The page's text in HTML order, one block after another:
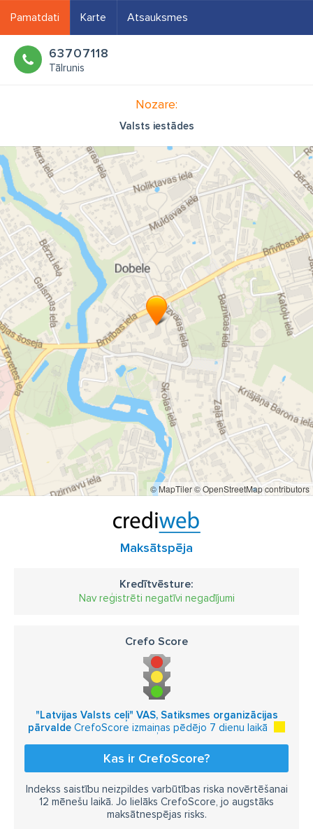
Pamatdati Karte Atsauksmes
63707118
Tālrunis
Nozare:
Valsts iestādes
© MapTiler© OpenStreetMap contributors
Maksātspēja
Kredītvēsture:
Nav reģistrēti negatīvi negadījumi
Crefo Score
"Latvijas Valsts ceļi" VAS, Satiksmes organizācijas
pārvalde CrefoScore izmaiņas pēdējo 7 dienu laikā
Kas ir CrefoScore?
Indekss saistību neizpildes varbūtības riska novērtēšanai
12 mēnešu laikā. Jo lielāks CrefoScore, jo augstāks
maksātnespējas risks.